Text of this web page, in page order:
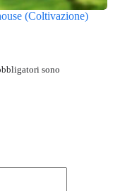
(Coltivazione)
sono